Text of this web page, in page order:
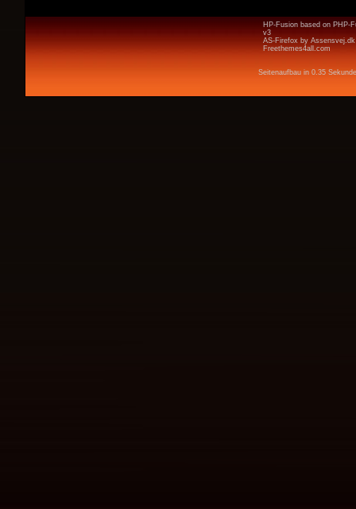
HP-Fusion based on PHP-
v3
AS-Firefox byAssensvej.dk
Freethemes4all.com
Seitenaufbau in 0.35